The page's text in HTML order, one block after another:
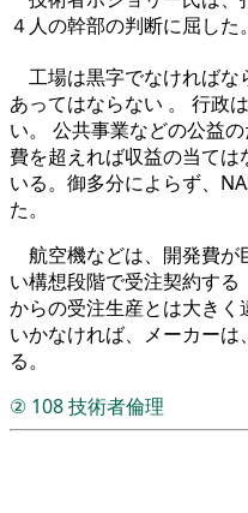
４人の幹部の判断に屈した。
工場は黒字でなければな
あってはならない 。 行政
い。 公共事業などの公益
費を超えれば収益の当て
いる。御多分によらず、
た。
航空機などは、開発費
い構想段階で受注契約す
からの受注生産とは大き
いかなければ、メーカー
る。
② 108技術者倫理